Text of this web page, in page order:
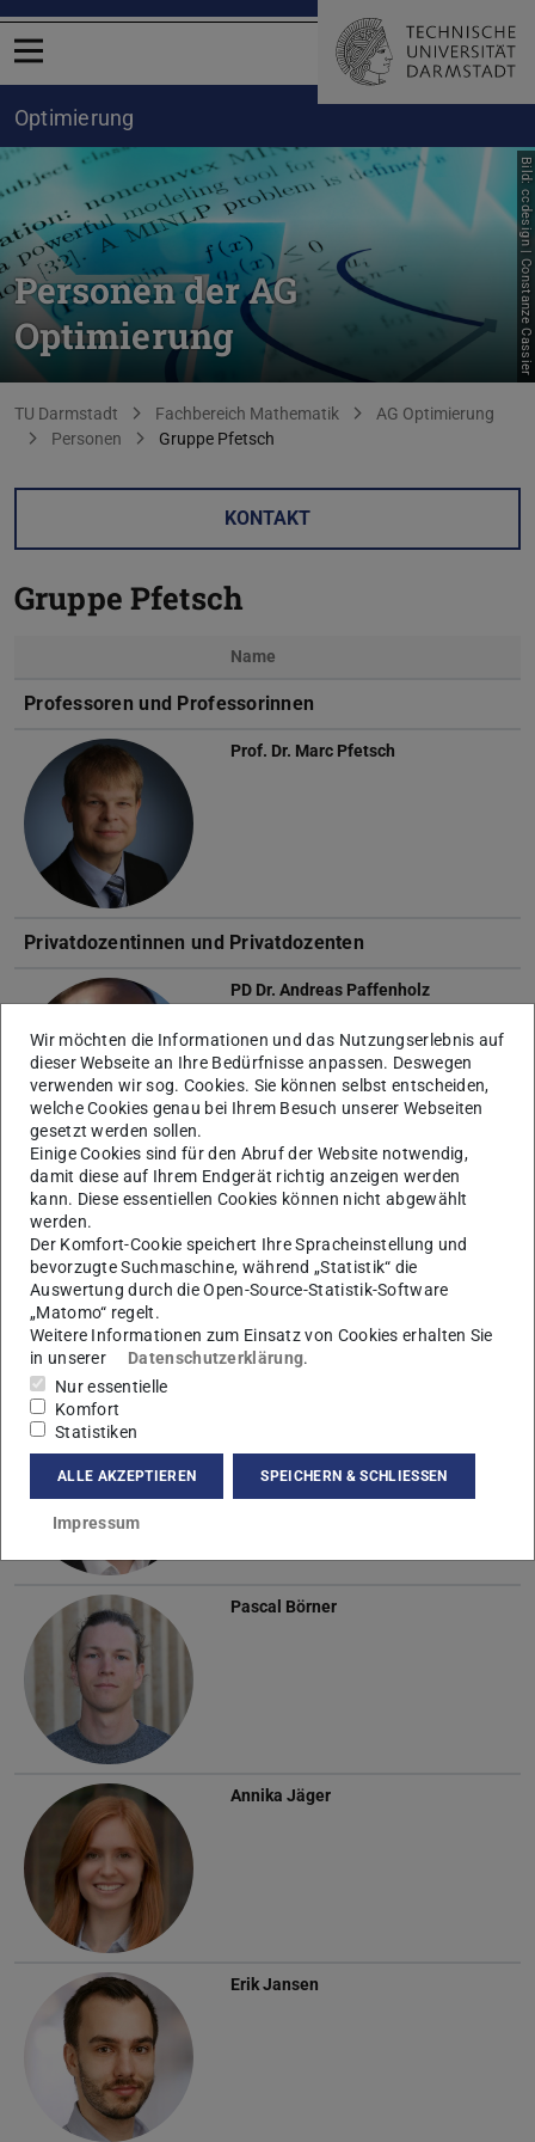
Menü öffnen
Optimierung
Personen der AG
Optimierung
Bild: ccdesign | Constanze Cassier
Sie befinden sich hier:
TU Darmstadt Fachbereich Mathematik
AG Optimierung
Personen
Gruppe Pfetsch
KONTAKT
Gruppe Pfetsch
Name
Professoren und Professorinnen
Prof. Dr. Marc Pfetsch
Privatdozentinnen und Privatdozenten
PD Dr. Andreas Paffenholz
Wissenschaftliche Mitarbeiter/innen
Pascal Börner
Annika Jäger
Erik Jansen
Wir möchten die Informationen und das Nutzungserlebnis auf
dieser Webseite an Ihre Bedürfnisse anpassen. Deswegen
verwenden wir sog. Cookies. Sie können selbst entscheiden,
welche Cookies genau bei Ihrem Besuch unserer Webseiten
gesetzt werden sollen.
Einige Cookies sind für den Abruf der Website notwendig,
damit diese auf Ihrem Endgerät richtig anzeigen werden
kann. Diese essentiellen Cookies können nicht abgewählt
werden.
Der Komfort-Cookie speichert Ihre Spracheinstellung und
bevorzugte Suchmaschine, während „Statistik“ die
Auswertung durch die Open-Source-Statistik-Software
„Matomo“ regelt.
Weitere Informationen zum Einsatz von Cookies erhalten Sie
in unserer
Datenschutzerklärung.
Nur essentielle
Komfort
Statistiken
ALLE AKZEPTIEREN SPEICHERN & SCHLIESSEN
Impressum